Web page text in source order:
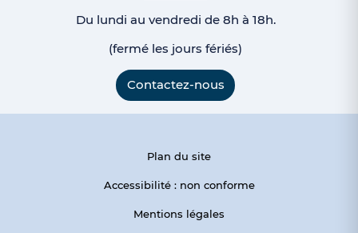
Du lundi au vendredi de 8h à 18h.
(fermé les jours fériés)
Contactez-nous
Plan du site
Accessibilité : non conforme
Mentions légales